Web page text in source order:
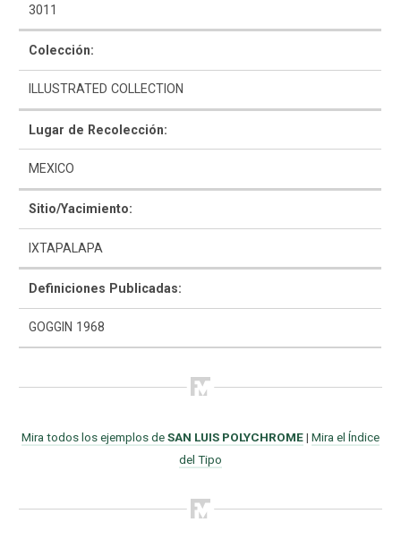
Como Utilizar
Lista Tipológica
Navegar y Buscar
Glosario
3011
Colección:
ILLUSTRATED COLLECTION
Lugar de Recolección:
MEXICO
Sitio/Yacimiento:
IXTAPALAPA
Definiciones Publicadas:
GOGGIN 1968
Mira todos los ejemplos deSAN LUIS POLYCHROME| Mira el Índice
del Tipo